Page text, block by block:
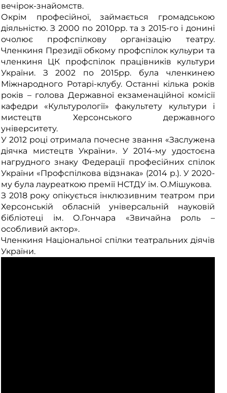
вечірок-знайомств.
Окрім професійної, займається громадською
діяльністю. З 2000 по 2010рр. та з 2015-го і донині
очолює профспілкову організацію театру.
Членкиня Президії обкому профспілок кульури та
членкиня ЦК профспілок працівників культури
України. З 2002 по 2015рр. була членкинею
Міжнародного Ротарі-клубу. Останні кілька років
років – голова Державної екзаменаційної комісії
кафедри «Культурології» факультету культури і
мистецтв Херсонського державного
університету.
У 2012 році отримала почесне звання «Заслужена
діячка мистецтв України». У 2014-му удостоєна
нагрудного знаку Федерації професійних спілок
України «Профспілкова відзнака» (2014 р.). У 2020-
му була лауреаткою премії НСТДУ ім. О.Мішукова.
З 2018 року опікується інклюзивним театром при
Херсонській обласній універсальній науковій
бібліотеці ім. О.Гончара «Звичайна роль –
особливий актор».
Членкиня Національної спілки театральних діячів
України.